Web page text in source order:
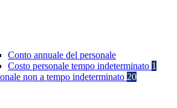
Conto annuale del personale
Costo personale tempo indeterminato 1
non a tempo indeterminato 20